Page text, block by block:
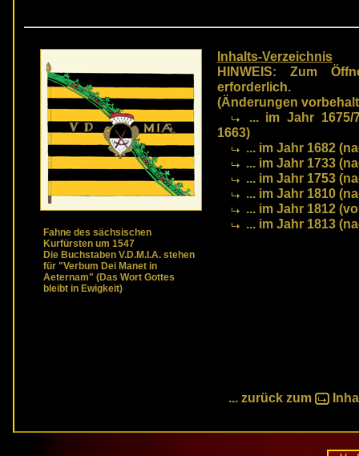
Fahne des sächsischen
Kurfürsten um 1547
Die Buchstaben V.D.M.I.A. stehen
für "Verbum Dei Manet in
Aeternam" (Das Wort Gottes
bleibt in Ewigkeit)
Inhalts-Verzeichnis
HINWEIS: Zum
erforderlich.
(Änderungen
... im Jahr
1663)
... im Jahr 1682
... im Jahr 1733
... im Jahr 1753
... im Jahr 1810
... im Jahr 1812
... im Jahr 1813
... zurück zum